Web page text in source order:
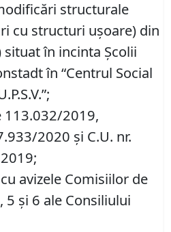
structurale
cu structuri ușoare) din
situat în incinta Școlii
în “Centrul Social
113.032/2019,
2020 și C.U. nr.
avizele Comisiilor de
5 și 6 ale Consiliului